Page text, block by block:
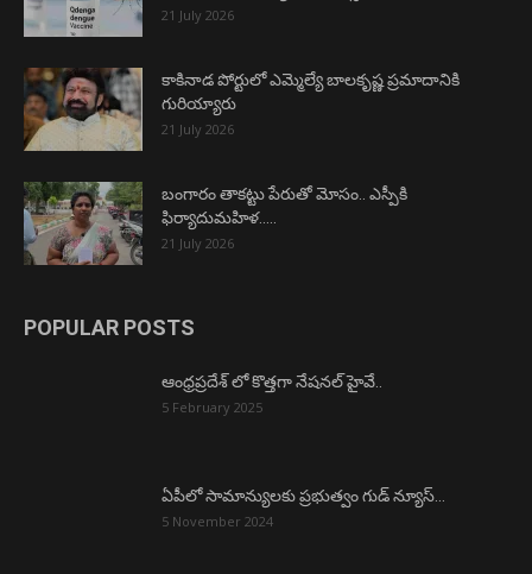
21 July 2026
కాకినాడ పోర్టులో ఎమ్మెల్యే బాలకృష్ణ ప్రమాదానికి
గురియ్యారు
21 July 2026
బంగారం తాకట్టు పేరుతో మోసం.. ఎస్పీకి
ఫిర్యాదుమహిళ…..
21 July 2026
POPULAR POSTS
ఆంధ్రప్రదేశ్ లో కొత్తగా నేషనల్ హైవే..
5 February 2025
ఏపీలో సామాన్యులకు ప్రభుత్వం గుడ్ న్యూస్…
5 November 2024